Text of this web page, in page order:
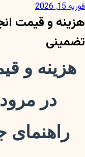
فوریه 15, 2026
هزینه و قیمت
تضمینی
هزینه و
در